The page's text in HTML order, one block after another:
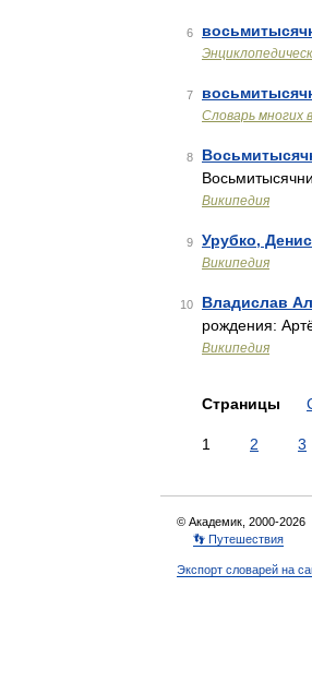
6
7
Словарь многих
8
Википедия
9 Урубко,
Википедия
10 Владислав
рождения:
Википедия
Страницы
1 2 3
© Академик, 2000-2026
👣 Путешествия
Экспорт словарей на